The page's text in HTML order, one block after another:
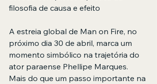
filosofia de causa e efeito
A estreia global de Man on Fire, no
próximo dia 30 de abril, marca um
momento simbólico na trajetória do
ator paraense Phellipe Marques.
Mais do que um passo importante na